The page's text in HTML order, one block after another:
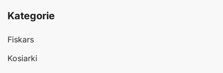
Kategorie
Fiskars
Kosiarki